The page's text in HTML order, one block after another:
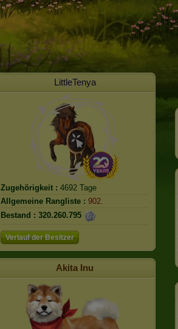
LittleTenya
Zugehörigkeit : 4692 Tage
Allgemeine Rangliste : 902.
Bestand : 320.260.795
Verlauf der Besitzer
Akita Inu